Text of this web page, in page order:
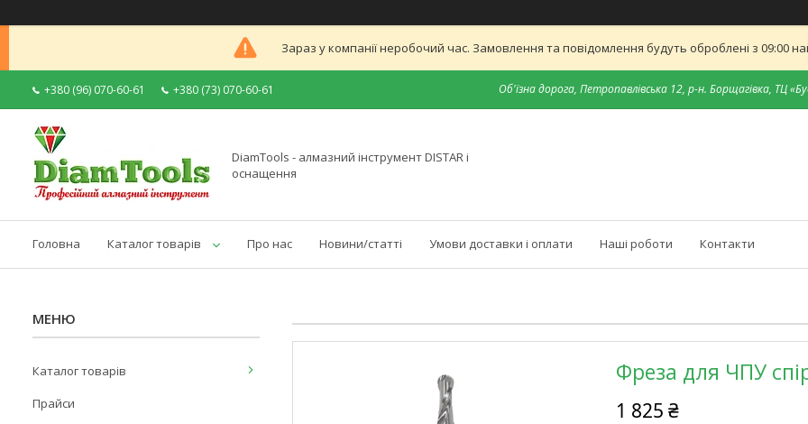
Зараз у компанії неробочий час. Замовлення та повідомлення будуть оброблені з 09:00
+380 (96) 070-60-61 +380 (73) 070-60-61 Об'їзна дорога, Петропавлівська 12, р-н. Борщагівка, ТЦ
DiamTools - алмазний інструмент DISTAR і
оснащення
Головна Каталог товарів Про нас Новини/статті Умови доставки і оплати Наші роботи Контакти
Фреза для ЧПУ
1 825 ₴
Каталог товарів
Прайси